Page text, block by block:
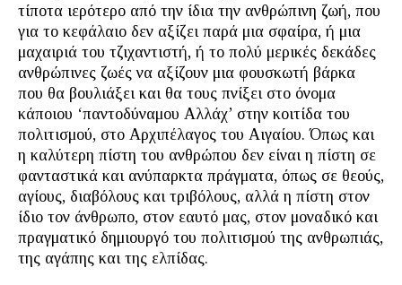
τίποτα ιερότερο από την ίδια την ανθρώπινη ζωή, που
για το κεφάλαιο δεν αξίζει παρά μια σφαίρα, ή μια
μαχαιριά του τζιχαντιστή, ή το πολύ μερικές δεκάδες
ανθρώπινες ζωές να αξίζουν μια φουσκωτή βάρκα
που θα βουλιάξει και θα τους πνίξει στο όνομα
κάποιου ‘παντοδύναμου Αλλάχ’ στην κοιτίδα του
πολιτισμού, στο Αρχιπέλαγος του Αιγαίου. Όπως και
η καλύτερη πίστη του ανθρώπου δεν είναι η πίστη σε
φανταστικά και ανύπαρκτα πράγματα, όπως σε θεούς,
αγίους, διαβόλους και τριβόλους, αλλά η πίστη στον
ίδιο τον άνθρωπο, στον εαυτό μας, στον μοναδικό και
πραγματικό δημιουργό του πολιτισμού της ανθρωπιάς,
της αγάπης και της ελπίδας.